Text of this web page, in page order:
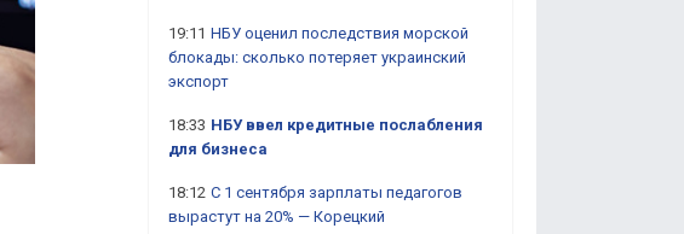
19:11 НБУ оценил последствия морской
блокады: сколько потеряет украинский
экспорт
18:33 НБУ ввел кредитные послабления
для бизнеса
18:12 С 1 сентября зарплаты педагогов
вырастут на 20% — Корецкий